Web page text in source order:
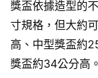
獎盃依據造型的
寸規格，但大約
高、中型獎盃約
獎盃約34公分高。